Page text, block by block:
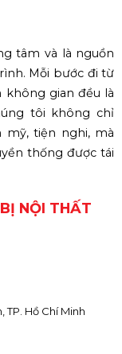
tâm và là nguồn
Mỗi bước đi từ
gian đều là
tôi không chỉ
tiện nghi, mà
thống được tái
NỘI THẤT
TP. Hồ Chí Minh